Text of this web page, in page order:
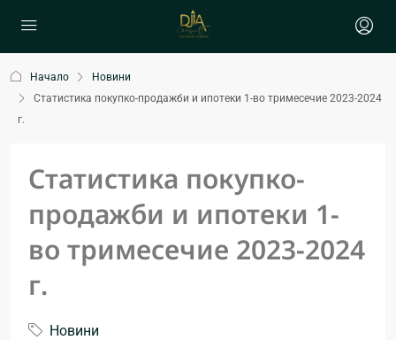
Начало
Новини
Статистика покупко-продажби и ипотеки 1-во тримесечие 2023-2024
г.
Статистика покупко-
продажби и ипотеки 1-
во тримесечие 2023-2024
г.
Новини